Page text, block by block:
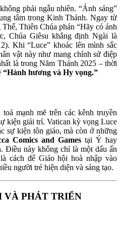
phải ngẫu nhiên. “Ánh sáng”
tâm trong Kinh Thánh. Ngay từ
Thiên Chúa phán “Hãy có ánh
Chúa Giêsu khẳng định Ngài là
Khi “Luce” khoác lên mình sắc
vật này như mang chính sứ điệp
là trong Năm Thánh 2025 – thời
“Hành hương và Hy vọng.”
mạnh mẽ trên các kênh truyền
kiện giải trí. Vatican kỳ vọng Luce
sự kiện tôn giáo, mà còn ở những
Comics and Gamestại Ý hay
Điều này không chỉ là một dấu ấn
cách để Giáo hội hoà nhập vào
người trẻ hiện diện và sáng tạo.
VÀ PHÁT TRIỂN